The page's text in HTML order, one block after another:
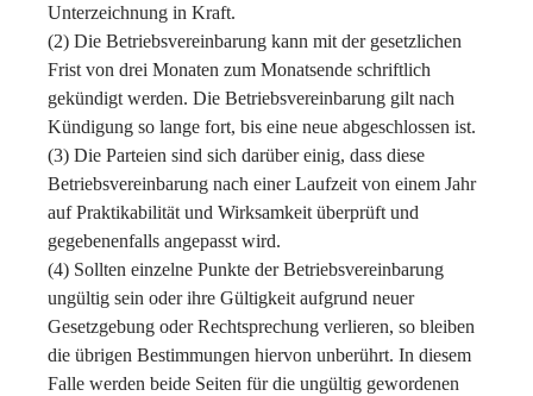
Unterzeichnung in Kraft.
(2) Die Betriebsvereinbarung kann mit der gesetzlichen
Frist von drei Monaten zum Monatsende schriftlich
gekündigt werden. Die Betriebsvereinbarung gilt nach
Kündigung so lange fort, bis eine neue abgeschlossen ist.
(3) Die Parteien sind sich darüber einig, dass diese
Betriebsvereinbarung nach einer Laufzeit von einem Jahr
auf Praktikabilität und Wirksamkeit überprüft und
gegebenenfalls angepasst wird.
(4) Sollten einzelne Punkte der Betriebsvereinbarung
ungültig sein oder ihre Gültigkeit aufgrund neuer
Gesetzgebung oder Rechtsprechung verlieren, so bleiben
die übrigen Bestimmungen hiervon unberührt. In diesem
Falle werden beide Seiten für die ungültig gewordenen